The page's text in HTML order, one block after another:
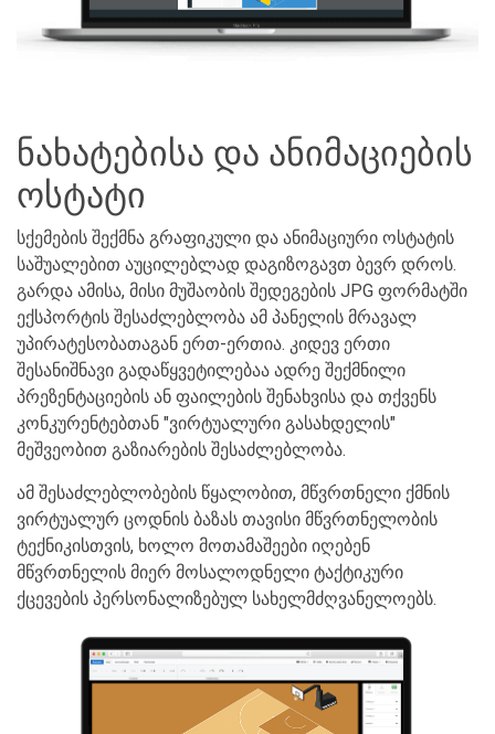
ნახატებისა და ანიმაციების
ოსტატი
სქემების შექმნა გრაფიკული და ანიმაციური ოსტატის
საშუალებით აუცილებლად დაგიზოგავთ ბევრ დროს.
გარდა ამისა, მისი მუშაობის შედეგების JPG ფორმატში
ექსპორტის შესაძლებლობა ამ პანელის მრავალ
უპირატესობათაგან ერთ-ერთია. კიდევ ერთი
შესანიშნავი გადაწყვეტილებაა ადრე შექმნილი
პრეზენტაციების ან ფაილების შენახვისა და თქვენს
კონკურენტებთან "ვირტუალური გასახდელის"
მეშვეობით გაზიარების შესაძლებლობა.
ამ შესაძლებლობების წყალობით, მწვრთნელი ქმნის
ვირტუალურ ცოდნის ბაზას თავისი მწვრთნელობის
ტექნიკისთვის, ხოლო მოთამაშეები იღებენ
მწვრთნელის მიერ მოსალოდნელი ტაქტიკური
ქცევების პერსონალიზებულ სახელმძღვანელოებს.